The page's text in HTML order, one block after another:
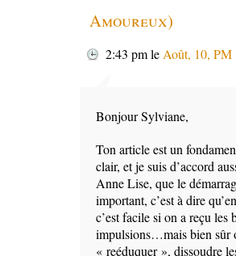
Amoureux)
2:43 pmle Août, 10, PM
Bonjour Sylviane,
Ton article est un
clair, et je suis d’accord
Anne Lise, que le
important, c’est à dire
c’est facile si on a reçu les
impulsions…mais bien sûr
« reéduquer », dissoudre